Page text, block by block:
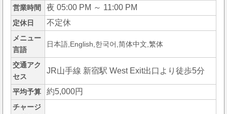
営業時間 夜 05:00 PM ～ 11:00 PM
定休日 不定休
メニュー
言語
日本語,English,한국어,简体中文,繁体
交通アク
セス
JR山手線 新宿駅 West Exit出口より徒歩5分
平均予算 約5,000円
チャージ